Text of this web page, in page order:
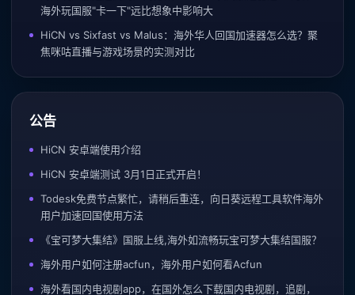
海外玩国服"卡一下"远比想象中影响大
HiCN vs Sixfast vs Malus：海外华人回国加速器怎么选？聚
焦咪咕直播与游戏场景的实测对比
公告
HiCN 安卓端使用介绍
HiCN 安卓端测试 3月1日正式开启！
Todesk免费节点繁忙，请稍后重连，向日葵远程工具软件海外
用户加速回国使用方法
《宝可梦大集结》国服上线,海外如流畅玩宝可梦大集结国服？
海外用户如何注册acfun，海外用户如何看Acfun
海外看国内电视剧app，在国外怎么下载国内电视剧，追剧，